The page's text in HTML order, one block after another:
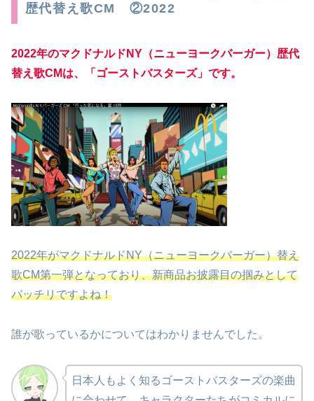
歴代替え歌CM ②2022
2022年のマクドナルドNY（ニューヨークバーガー）歴代
替え歌CMは、「ゴーストバスターズ」 です。
2022年がマクドナルドNY（ニューヨークバーガー）替え
歌CM第一弾となっており、新商品お披露目の掴みとして
バッチリですよね！
誰が歌っているかについてはわかりませんでした。
日本人もよく知るゴーストバスターズの楽曲